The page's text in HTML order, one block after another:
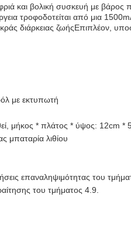
και βολική συσκευή με βάρος
τροφοδοτείται από μια
διάρκειας ζωήςΕπιπλέον,
με εκτυπωτή
μήκος * πλάτος * ύψος: 12cm *
μπαταρία λιθίου
επαναληψιμότητας του
του τμήματος 4.9.